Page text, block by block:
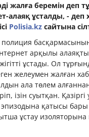
жалға беремін деп
алаяқ ұсталды, - деп
Polisia.kz сайтына
полиция
арқылы
ұстады. Ол
желеумен жалған
ала төлем
ізін суытқан.
қатысы
ұстау